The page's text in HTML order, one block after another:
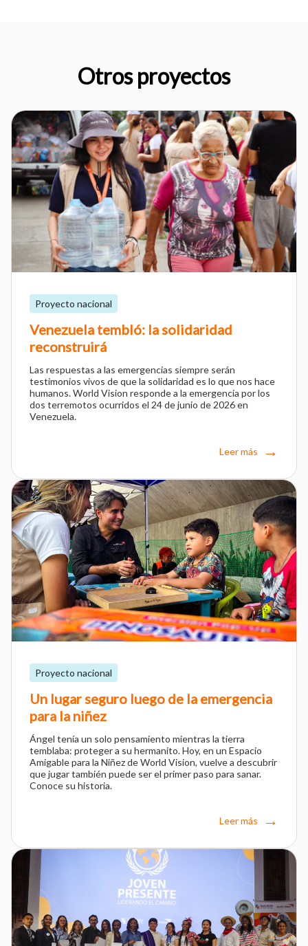
Otros proyectos
Proyecto nacional
Venezuela tembló: la solidaridad
reconstruirá
Las respuestas a las emergencias siempre serán
testimonios vivos de que la solidaridad es lo que nos hace
humanos. World Vision responde a la emergencia por los
dos terremotos ocurridos el 24 de junio de 2026 en
Venezuela.
Leer más
Proyecto nacional
Un lugar seguro luego de la emergencia
para la niñez
Ángel tenía un solo pensamiento mientras la tierra
temblaba: proteger a su hermanito. Hoy, en un Espacio
Amigable para la Niñez de World Vision, vuelve a descubrir
que jugar también puede ser el primer paso para sanar.
Conoce su historia.
Leer más